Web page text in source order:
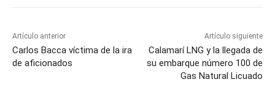
Artículo anterior
Carlos Bacca víctima de la ira
de aficionados
Artículo siguiente
Calamarí LNG y la llegada de
su embarque número 100 de
Gas Natural Licuado